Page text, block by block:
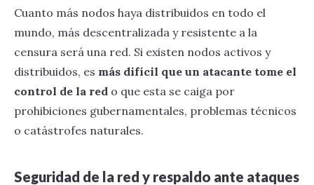
Cuanto más nodos haya distribuidos en todo el
mundo, más descentralizada y resistente a la
censura será una red. Si existen nodos activos y
distribuidos, es más difícil que un atacante tome el
control de la red o que esta se caiga por
prohibiciones gubernamentales, problemas técnicos
o catástrofes naturales.
Seguridad de la red y respaldo ante ataques